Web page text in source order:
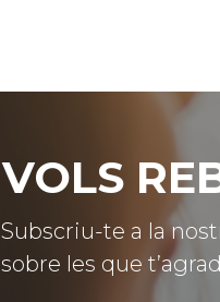
VOLS
Subscriu-te a la
sobre les que